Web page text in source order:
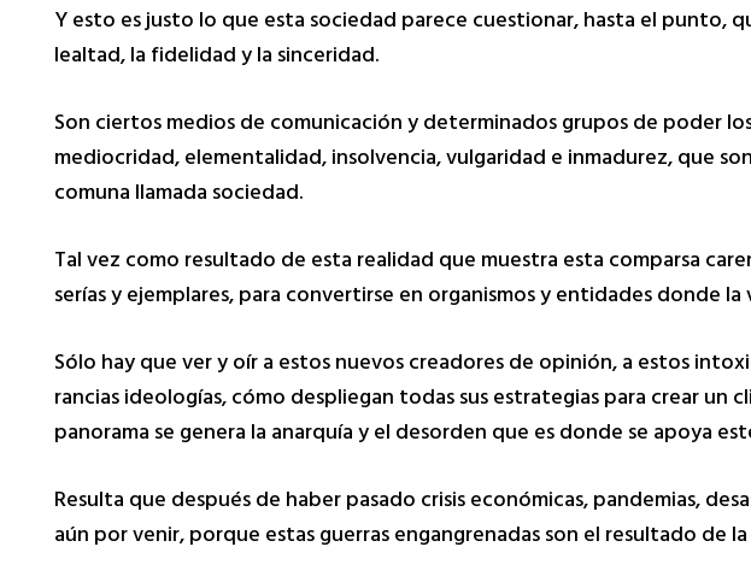
Y esto es justo lo que esta sociedad parece cuestionar, hasta el punto,
lealtad, la fidelidad y la sinceridad.
Son ciertos medios de comunicación y determinados grupos de poder
mediocridad, elementalidad, insolvencia, vulgaridad e inmadurez, que
comuna llamada sociedad.
Tal vez como resultado de esta realidad que muestra esta comparsa
serías y ejemplares, para convertirse en organismos y entidades donde
Sólo hay que ver y oír a estos nuevos creadores de opinión, a estos
rancias ideologías, cómo despliegan todas sus estrategias para crear un
panorama se genera la anarquía y el desorden que es donde se apoya
Resulta que después de haber pasado crisis económicas, pandemias,
aún por venir, porque estas guerras engangrenadas son el resultado de